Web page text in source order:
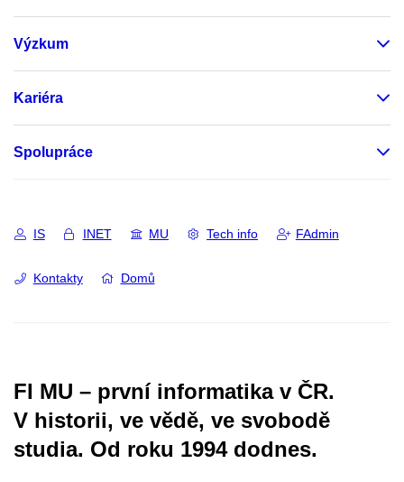
Výzkum
Kariéra
Spolupráce
IS INET MU Tech info FAdmin
Kontakty Domů
FI MU – první informatika v ČR.
V historii, ve vědě, ve svobodě
studia. Od roku 1994 dodnes.